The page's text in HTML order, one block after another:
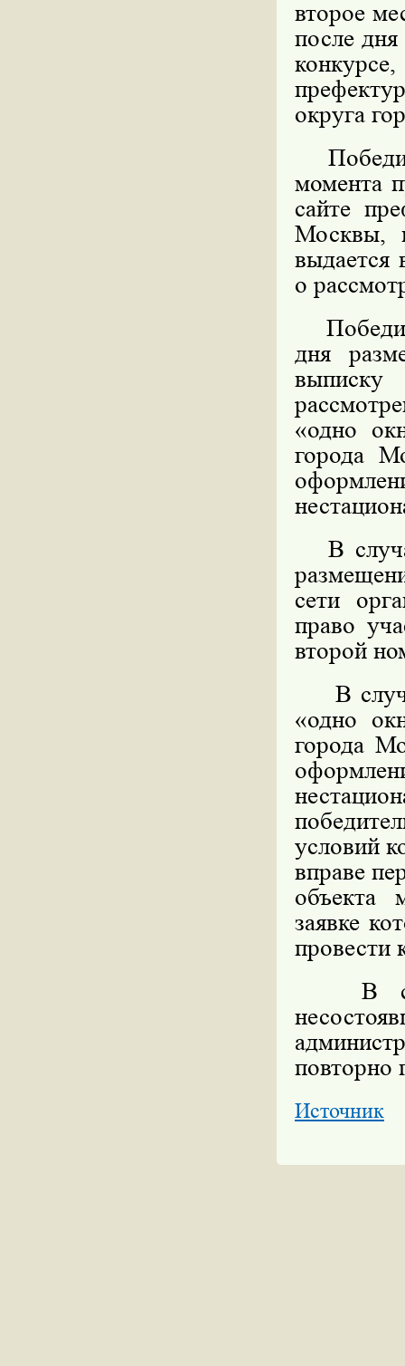
второе
после дня
округа
момента
сайте
Москвы,
выдается
о
дня
«одно
города
В
сети
право
второй
В
«одно
города
условий
вправе
объекта
заявке
провести
В
повторно
Источник